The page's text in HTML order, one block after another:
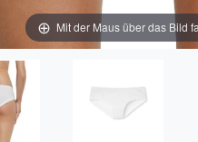
Mit der Maus über das Bild